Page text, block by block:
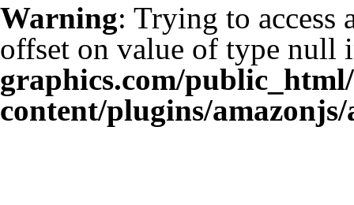
Warning: Trying to access
offset on value of type null
graphics.com/
content/plugins/